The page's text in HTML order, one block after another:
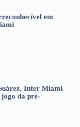
em
Inter Miami
jogo da pré-